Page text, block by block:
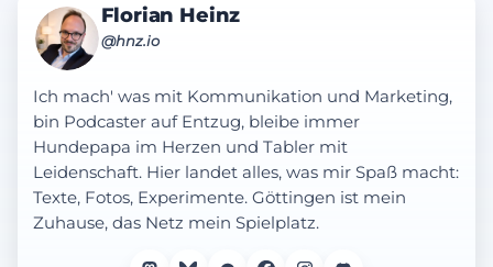
Florian Heinz
@hnz.io
Ich mach' was mit Kommunikation und Marketing,
bin Podcaster auf Entzug, bleibe immer
Hundepapa im Herzen und Tabler mit
Leidenschaft. Hier landet alles, was mir Spaß macht:
Texte, Fotos, Experimente. Göttingen ist mein
Zuhause, das Netz mein Spielplatz.